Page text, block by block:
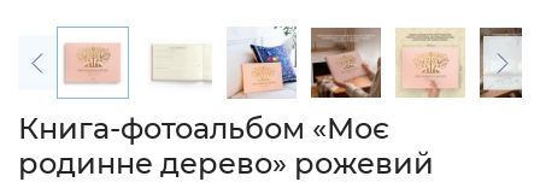
Книга-фотоальбом «Моє
родинне дерево» рожевий